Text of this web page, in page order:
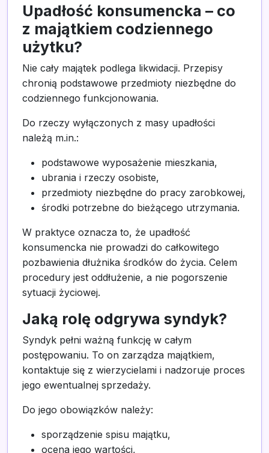
Upadłość konsumencka – co
z majątkiem codziennego
użytku?
Nie cały majątek podlega likwidacji. Przepisy
chronią podstawowe przedmioty niezbędne do
codziennego funkcjonowania.
Do rzeczy wyłączonych z masy upadłości
należą m.in.:
podstawowe wyposażenie mieszkania,
ubrania i rzeczy osobiste,
przedmioty niezbędne do pracy zarobkowej,
środki potrzebne do bieżącego utrzymania.
W praktyce oznacza to, że upadłość
konsumencka nie prowadzi do całkowitego
pozbawienia dłużnika środków do życia. Celem
procedury jest oddłużenie, a nie pogorszenie
sytuacji życiowej.
Jaką rolę odgrywa syndyk?
Syndyk pełni ważną funkcję w całym
postępowaniu. To on zarządza majątkiem,
kontaktuje się z wierzycielami i nadzoruje proces
jego ewentualnej sprzedaży.
Do jego obowiązków należy:
sporządzenie spisu majątku,
ocena jego wartości,